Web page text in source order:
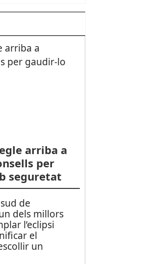
arriba a
per
seguretat
de
dels millors
l’eclipsi
el
un